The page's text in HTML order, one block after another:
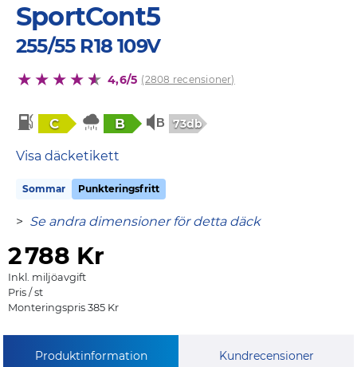
SportCont5
255/55 R18 109V
4,6/5 (2808 recensioner)
C B 73db
Visa däcketikett
Sommar Punkteringsfritt
> Se andra dimensioner för detta däck
2788 Kr
Inkl. miljöavgift
Pris / st
Monteringspris 385 Kr
Produktinformation Kundrecensioner